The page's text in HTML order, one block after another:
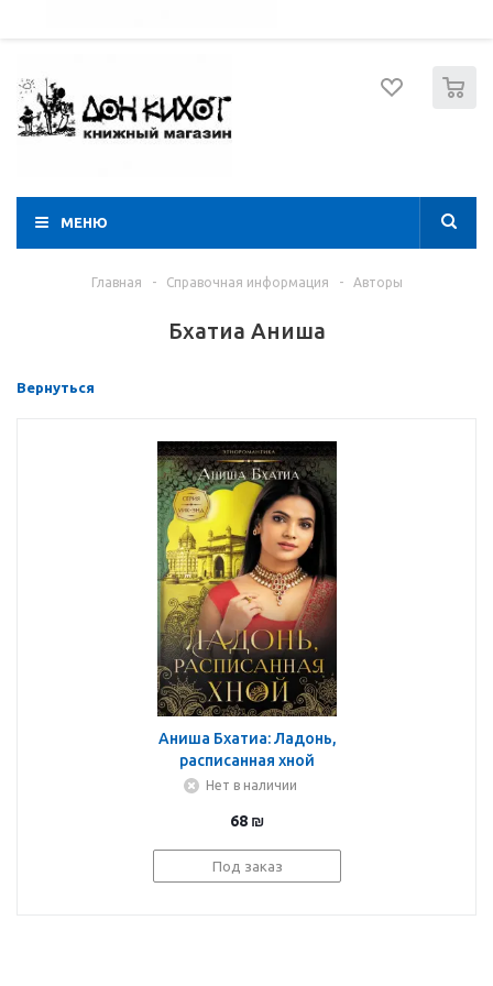
МЕНЮ
Главная - Справочная информация - Авторы
Бхатиа Аниша
Вернуться
Аниша Бхатиа: Ладонь,
расписанная хной
Нет в наличии
68 ₪
Под заказ